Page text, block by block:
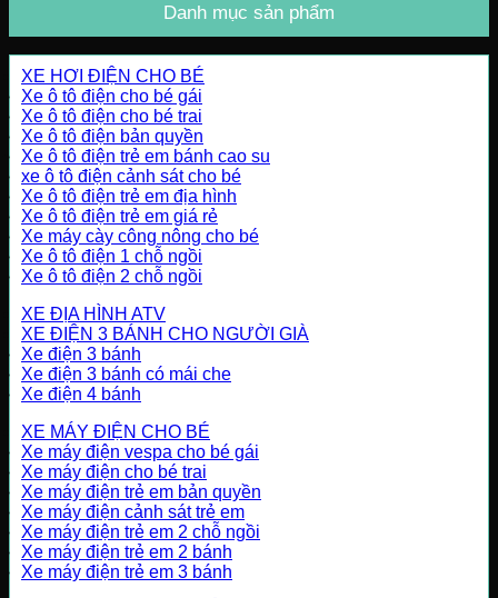
Danh mục sản phẩm
XE HƠI ĐIỆN CHO BÉ
Xe ô tô điện cho bé gái
Xe ô tô điện cho bé trai
Xe ô tô điện bản quyền
Xe ô tô điện trẻ em bánh cao su
xe ô tô điện cảnh sát cho bé
Xe ô tô điện trẻ em địa hình
Xe ô tô điện trẻ em giá rẻ
Xe máy cày công nông cho bé
Xe ô tô điện 1 chỗ ngồi
Xe ô tô điện 2 chỗ ngồi
XE ĐỊA HÌNH ATV
XE ĐIỆN 3 BÁNH CHO NGƯỜI GIÀ
Xe điện 3 bánh
Xe điện 3 bánh có mái che
Xe điện 4 bánh
XE MÁY ĐIỆN CHO BÉ
Xe máy điện vespa cho bé gái
Xe máy điện cho bé trai
Xe máy điện trẻ em bản quyền
Xe máy điện cảnh sát trẻ em
Xe máy điện trẻ em 2 chỗ ngồi
Xe máy điện trẻ em 2 bánh
Xe máy điện trẻ em 3 bánh